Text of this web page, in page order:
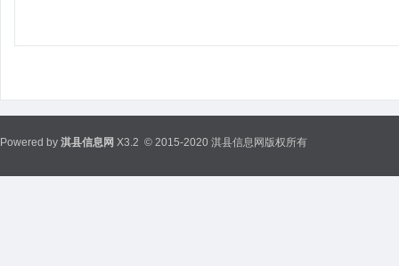
Powered by 淇县信息网 X3.2 © 2015-2020 淇县信息网版权所有